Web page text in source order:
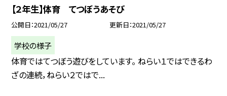
【２年生】体育 てつぼうあそび
公開日 2021/05/27 更新日 2021/05/27
学校の様子
体育ではてつぼう遊びをしています。 ねらい１ではできるわ
ざの連続，ねらい２ではで...